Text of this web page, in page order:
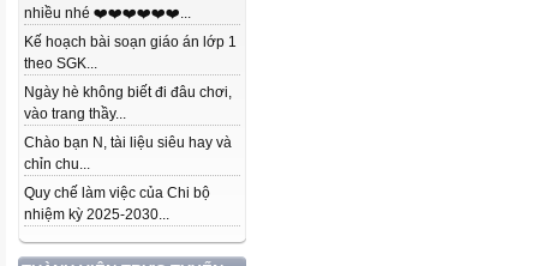
nhiều nhé ❤️❤️❤️❤️❤️❤️...
Kế hoạch bài soạn giáo án lớp 1
theo SGK...
Ngày hè không biết đi đâu chơi,
vào trang thầy...
Chào bạn N, tài liệu siêu hay và
chỉn chu...
Quy chế làm việc của Chi bộ
nhiệm kỳ 2025-2030...